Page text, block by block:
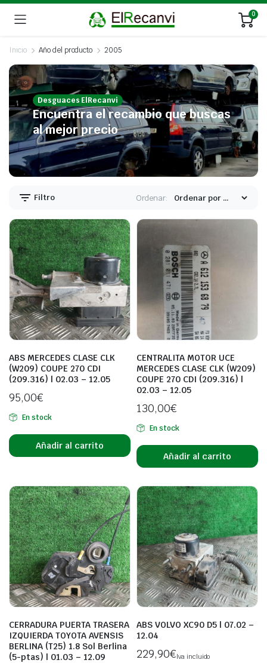
0
Inicio Año del producto 2005
Desguaces ElRecanvi
Encuentra el recambio que buscas
al mejor precio
Filtro Ordenar:
ABS MERCEDES CLASE CLK
(W209) COUPE 270 CDI
(209.316) | 02.03 – 12.05
95,00€
En stock
Añadir al carrito
CENTRALITA MOTOR UCE
MERCEDES CLASE CLK (W209)
COUPE 270 CDI (209.316) |
02.03 – 12.05
130,00€
En stock
Añadir al carrito
CERRADURA PUERTA TRASERA
IZQUIERDA TOYOTA AVENSIS
BERLINA (T25) 1.8 Sol Berlina
(5-ptas) | 01.03 – 12.09
ABS VOLVO XC90 D5 | 07.02 –
12.04
229,90€Iva incluido